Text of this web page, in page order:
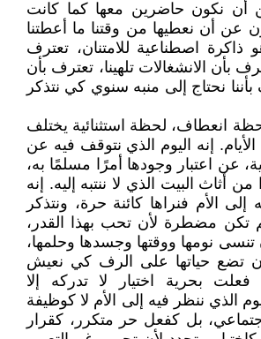
نكون حاضرين معها كما كانت
عن أن نعطيها من وقتنا ما أعطتنا
ذاكرة اصطناعية للامتنان، تعترف
بأن الانشغالات تلهينا، تعترف بأن
بأننا نحتاج إلى منبه سنوي كي نتذكر
انعطاف، لحظة استثنائية يختلف
إنه اليوم الذي نتوقف فيه عن
عن اعتبار وجودها أمرًا مسلمًا به،
أثاث البيت الذي لا ننتبه إليه. إنه
إلى الأم فنراها كائنة حرة، ونتذكر
لم تكن مضطرة لأن تحب بهذا القدر،
نومها ووقتها وجسدها وحلمها،
تضع حياتها على الرف كي نعيش
بحرية اختيار لا تدركه إلا
الذي ننظر فيه إلى الأم لا كوظيفة
بل كفعل حر متكرر، كقرار